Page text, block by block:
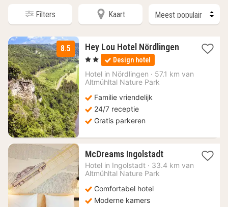
Filters Kaart
8.5 Hey Lou Hotel Nördlingen2
nachten
64
, 2 Sterren Design hotel
Hotel in Nördlingen · 57.1 km van
Altmühltal Nature Park
Familie vriendelijk
24/7 receptie
Gratis parkeren
McDreams Ingolstadt1
nacht
Hotel in Ingolstadt · 33.4 km van
Altmühltal Nature Park
Comfortabel hotel
Moderne kamers